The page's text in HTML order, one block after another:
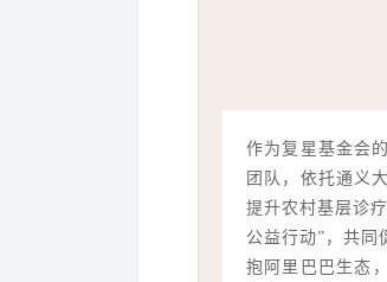
作为复星基金会
团队，依托通义
提升农村基层诊
公益行动”，共同
抱阿里巴巴生态